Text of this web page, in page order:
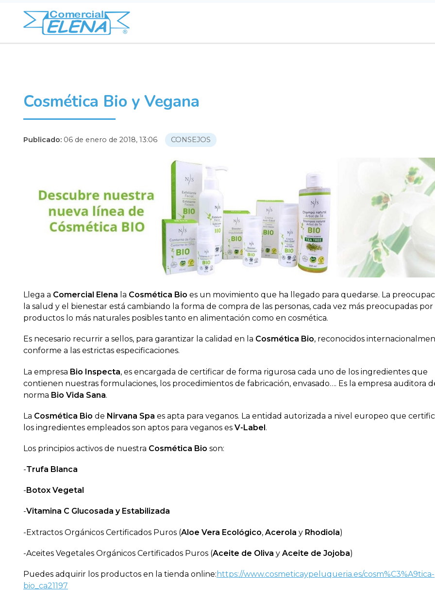
Cosmética Bio y Vegana
Publicado: 06 de enero de 2018, 13:06 CONSEJOS
Llega a Comercial Elena la Cosmética Bio es un movimiento que ha llegado para quedarse. La
la salud y el bienestar está cambiando la forma de compra de las personas, cada vez más preocupadas
productos lo más naturales posibles tanto en alimentación como en cosmética.
Es necesario recurrir a sellos, para garantizar la calidad en la Cosmética Bio, reconocidos
conforme a las estrictas especificaciones.
La empresa Bio Inspecta, es encargada de certificar de forma rigurosa cada uno de los ingredientes que
contienen nuestras formulaciones, los procedimientos de fabricación, envasado…. Es la empresa auditora
norma Bio Vida Sana.
La Cosmética Bio de Nirvana Spa es apta para veganos. La entidad autorizada a nivel europeo que
los ingredientes empleados son aptos para veganos es V-Label.
Los principios activos de nuestra Cosmética Bio son:
-Trufa Blanca
- Botox Vegetal
-Vitamina C Glucosada y Estabilizada
-Extractos Orgánicos Certificados Puros (Aloe Vera Ecológico, Acerola y Rhodiola)
-Aceites Vegetales Orgánicos Certificados Puros (Aceite de Oliva y Aceite de Jojoba)
Puedes adquirir los productos en la tienda online: https://www.cosmeticaypeluqueria.es/cosm%C3%A9tica-
bio_ca21197